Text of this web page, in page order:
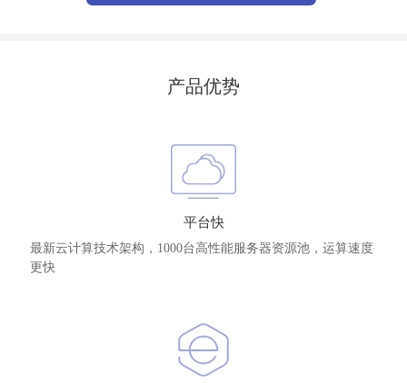
产品优势
平台快
最新云计算技术架构，1000台高性能服务器资源池，运算速度
更快